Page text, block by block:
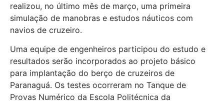
realizou, no último mês de março, uma primeira
simulação de manobras e estudos náuticos com
navios de cruzeiro.
Uma equipe de engenheiros participou do estudo e
resultados serão incorporados ao projeto básico
para implantação do berço de cruzeiros de
Paranaguá. Os testes ocorreram no Tanque de
Provas Numérico da Escola Politécnica da